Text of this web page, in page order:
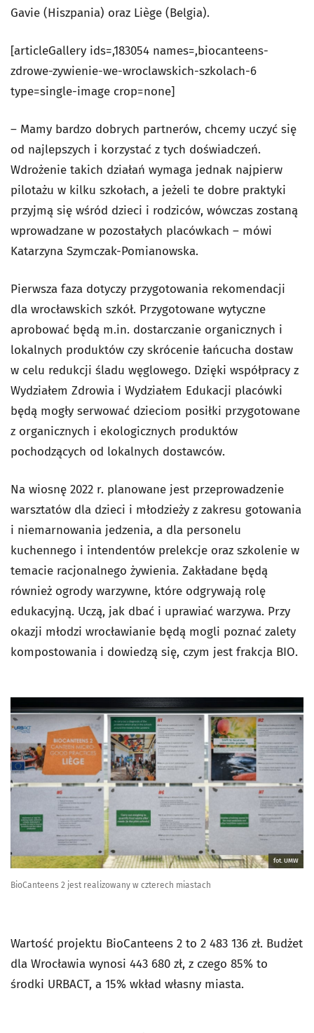
Gavie (Hiszpania) oraz Liège (Belgia).
[articleGallery ids=,183054 names=,biocanteens-
zdrowe-zywienie-we-wroclawskich-szkolach-6
type=single-image crop=none]
– Mamy bardzo dobrych partnerów, chcemy uczyć się
od najlepszych i korzystać z tych doświadczeń.
Wdrożenie takich działań wymaga jednak najpierw
pilotażu w kilku szkołach, a jeżeli te dobre praktyki
przyjmą się wśród dzieci i rodziców, wówczas zostaną
wprowadzane w pozostałych placówkach – mówi
Katarzyna Szymczak-Pomianowska.
Pierwsza faza dotyczy przygotowania rekomendacji
dla wrocławskich szkół. Przygotowane wytyczne
aprobować będą m.in. dostarczanie organicznych i
lokalnych produktów czy skrócenie łańcucha dostaw
w celu redukcji śladu węglowego. Dzięki współpracy z
Wydziałem Zdrowia i Wydziałem Edukacji placówki
będą mogły serwować dzieciom posiłki przygotowane
z organicznych i ekologicznych produktów
pochodzących od lokalnych dostawców.
Na wiosnę 2022 r. planowane jest przeprowadzenie
warsztatów dla dzieci i młodzieży z zakresu gotowania
i niemarnowania jedzenia, a dla personelu
kuchennego i intendentów prelekcje oraz szkolenie w
temacie racjonalnego żywienia. Zakładane będą
również ogrody warzywne, które odgrywają rolę
edukacyjną. Uczą, jak dbać i uprawiać warzywa. Przy
okazji młodzi wrocławianie będą mogli poznać zalety
kompostowania i dowiedzą się, czym jest frakcja BIO.
fot. UMW
BioCanteens 2 jest realizowany w czterech miastach
Wartość projektu BioCanteens 2 to 2 483 136 zł. Budżet
dla Wrocławia wynosi 443 680 zł, z czego 85% to
środki URBACT, a 15% wkład własny miasta.